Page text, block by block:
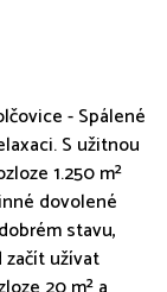
- Spálené
S užitnou
1.250 m²
dovolené
stavu,
začít užívat